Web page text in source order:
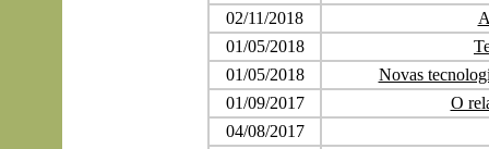
02/11/2018
01/05/2018
01/05/2018
Novas
01/09/2017
O
04/08/2017